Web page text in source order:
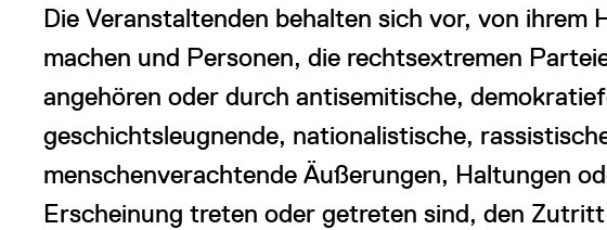
Die Veranstaltenden behalten sich vor, von ihrem
machen und Personen, die rechtsextremen
angehören oder durch antisemitische,
geschichtsleugnende, nationalistische,
menschenverachtende Äußerungen, Haltungen
Erscheinung treten oder getreten sind, den